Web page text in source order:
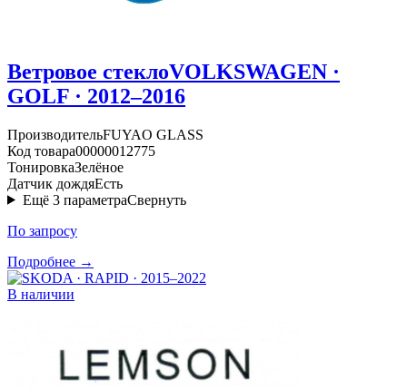
Ветровое стеклоVOLKSWAGEN ·
GOLF · 2012–2016
ПроизводительFUYAO GLASS
Код товара00000012775
ТонировкаЗелёное
Датчик дождяЕсть
Ещё 3 параметраСвернуть
По запросу
Подробнее →
В наличии